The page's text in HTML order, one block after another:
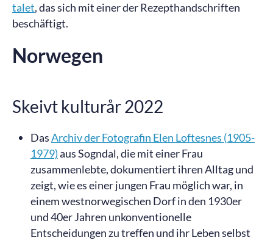
talet, das sich mit einer der Rezepthandschriften
beschäftigt.
Norwegen
Skeivt kulturår 2022
DasArchiv der Fotografin Elen Loftesnes (1905-
1979)aus Sogndal, die mit einer Frau
zusammenlebte, dokumentiert ihren Alltag und
zeigt, wie es einer jungen Frau möglich war, in
einem westnorwegischen Dorf in den 1930er
und 40er Jahren unkonventionelle
Entscheidungen zu treffen und ihr Leben selbst